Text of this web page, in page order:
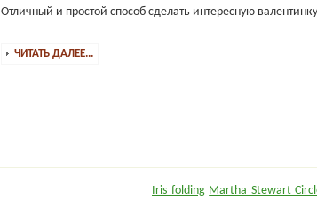
Отличный и простой способ сделать интересную
ЧИТАТЬ ДАЛЕЕ...
Iris folding Martha Stewart